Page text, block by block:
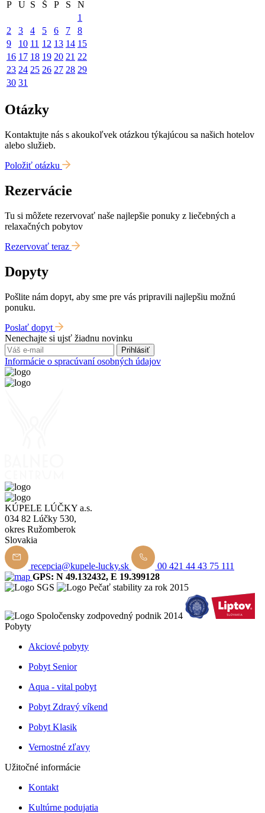
P U S Š P S
N
1
2
3 4 5 6 7
8
9
10 11 12 13 14 15
16 17 18 19 20 21 22
23 24 25 26 27 28 29
30 31
Otázky
Kontaktujte nás s akoukoľvek otázkou týkajúcou sa našich hotelov
alebo služieb.
Položiť otázku
Rezervácie
Tu si môžete rezervovať naše najlepšie ponuky z liečebných a
relaxačných pobytov
Rezervovať teraz
Dopyty
Pošlite nám dopyt, aby sme pre vás pripravili najlepšiu možnú
ponuku.
Poslať dopyt
Nenechajte si ujsť žiadnu novinku
Prihlásiť
Informácie o spracúvaní osobných údajov
KÚPELE LÚČKY a.s.
034 82 Lúčky 530,
okres Ružomberok
Slovakia
recepcia@kupele-lucky.sk
00 421 44 43 75 111
GPS: N 49.132432, E 19.399128
Pobyty
Akciové pobyty
Pobyt Senior
Aqua - vital pobyt
Pobyt Zdravý víkend
Pobyt Klasik
Vernostné zľavy
Užitočné informácie
Kontakt
Kultúrne podujatia